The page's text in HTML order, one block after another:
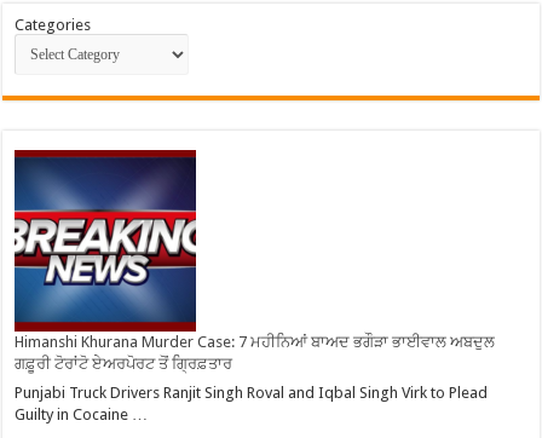
Categories
Himanshi Khurana Murder Case: 7 ਮਹੀਨਿਆਂ ਬਾਅਦ ਭਗੌੜਾ ਭਾਈਵਾਲ ਅਬਦੁਲ
ਗਫ਼ੂਰੀ ਟੋਰਾਂਟੋ ਏਅਰਪੋਰਟ ਤੋਂ ਗ੍ਰਿਫ਼ਤਾਰ
Punjabi Truck Drivers Ranjit Singh Roval and Iqbal Singh Virk to Plead
Guilty in Cocaine …